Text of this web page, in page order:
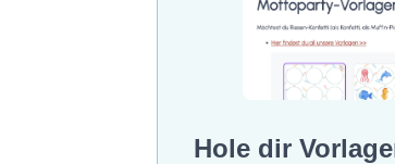
Hole dir